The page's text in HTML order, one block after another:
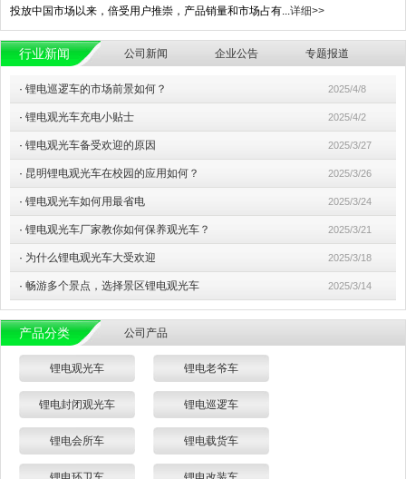
投放中国市场以来，倍受用户推崇，产品销量和市场占有...详细>>
行业新闻 公司新闻 企业公告 专题报道
· 锂电巡逻车的市场前景如何？ 2025/4/8
· 锂电观光车充电小贴士 2025/4/2
· 锂电观光车备受欢迎的原因 2025/3/27
· 昆明锂电观光车在校园的应用如何？ 2025/3/26
· 锂电观光车如何用最省电 2025/3/24
· 锂电观光车厂家教你如何保养观光车？ 2025/3/21
· 为什么锂电观光车大受欢迎 2025/3/18
· 畅游多个景点，选择景区锂电观光车 2025/3/14
产品分类 公司产品
锂电观光车 锂电老爷车
锂电封闭观光车 锂电巡逻车
锂电会所车 锂电载货车